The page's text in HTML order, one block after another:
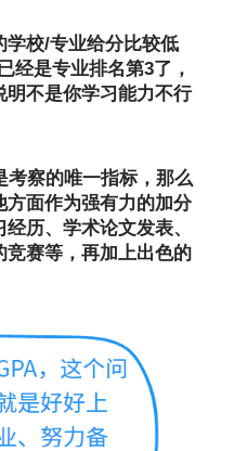
学校/专业给分比较低
经是专业排名第3了，
不是你学习能力不行
考察的唯一指标，那么
面作为强有力的加分
历、学术论文发表、
赛等，再加上出色的